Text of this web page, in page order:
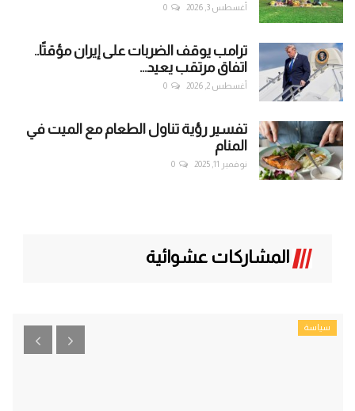
أغسطس 3, 2026 0
ترامب يوقف الضربات على إيران مؤقتًا..
اتفاق مرتقب يعيد...
أغسطس 2, 2026 0
تفسير رؤية تناول الطعام مع الميت في
المنام
نوفمبر 11, 2025 0
المشاركات عشوائية
سياسة